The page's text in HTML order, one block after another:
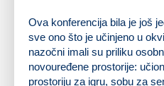
Ova konferencija bila je još
sve ono što je učinjeno u
nazočni imali su priliku
novouređene prostorije:
prostoriju za igru, sobu za